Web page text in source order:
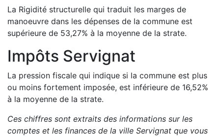
La Rigidité structurelle qui traduit les marges de
manoeuvre dans les dépenses de la commune est
supérieure de 53,27% à la moyenne de la strate.
Impôts Servignat
La pression fiscale qui indique si la commune est plus
ou moins fortement imposée, est inférieure de 16,52%
à la moyenne de la strate.
Ces chiffres sont extraits des informations sur les
comptes et les finances de la ville Servignat que vous